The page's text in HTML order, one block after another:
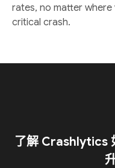
rates, no matter where
critical crash.
了解 Crashlytics